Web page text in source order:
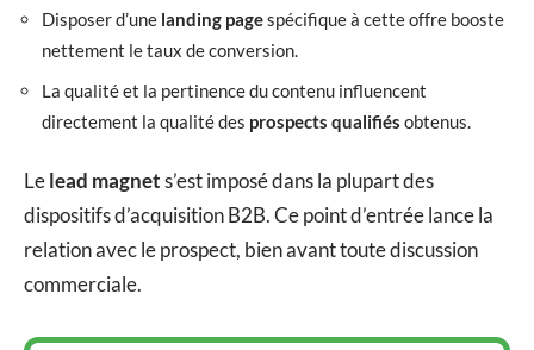
Disposer d’une landing pagespécifique à cette offre booste
nettement le taux de conversion.
La qualité et la pertinence du contenu influencent
directement la qualité des prospects qualifiés obtenus.
Lelead magnets’est imposé dans la plupart des
dispositifs d’acquisition B2B. Ce point d’entrée lance la
relation avec le prospect, bien avant toute discussion
commerciale.